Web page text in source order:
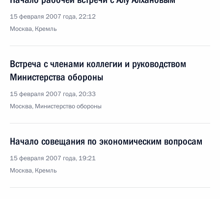
15 февраля 2007 года, 22:12
Москва, Кремль
Встреча с членами коллегии и руководством
Министерства обороны
15 февраля 2007 года, 20:33
Москва, Министерство обороны
Начало совещания по экономическим вопросам
15 февраля 2007 года, 19:21
Москва, Кремль